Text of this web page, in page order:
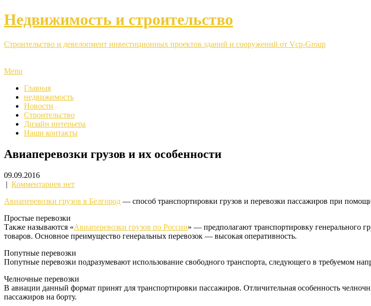
Недвижимость и строительство
Строительство и девелопмент инвестиционных проектов зданий и сооружений от Vcp-Group
Menu
Главная
недвижимость
Новости
Строительство
Дизайн интерьера
Наши контакты
Авиаперевозки грузов и их особенности
09.09.2016
| Комментариев нет
Авиаперевозки грузов в Белгород — способ транспортировки грузов и перевозки пассажиров при
Простые перевозки
Также называются «Авиаперевозки грузов по России» — предполагают транспортировку генерального
товаров. Основное преимущество генеральных перевозок — высокая оперативность.
Попутные перевозки
Попутные перевозки подразумевают использование свободного транспорта, следующего в требуемом
Челночные перевозки
В авиации данный формат принят для транспортировки пассажиров. Отличительная особенность
пассажиров на борту.